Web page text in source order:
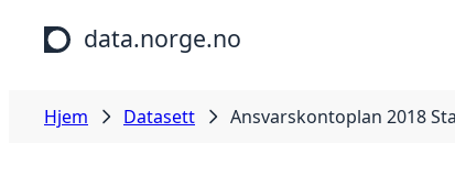
Hopp til hovedinnhold
data.norge.no
Hjem Datasett Ansvarskontoplan 2018